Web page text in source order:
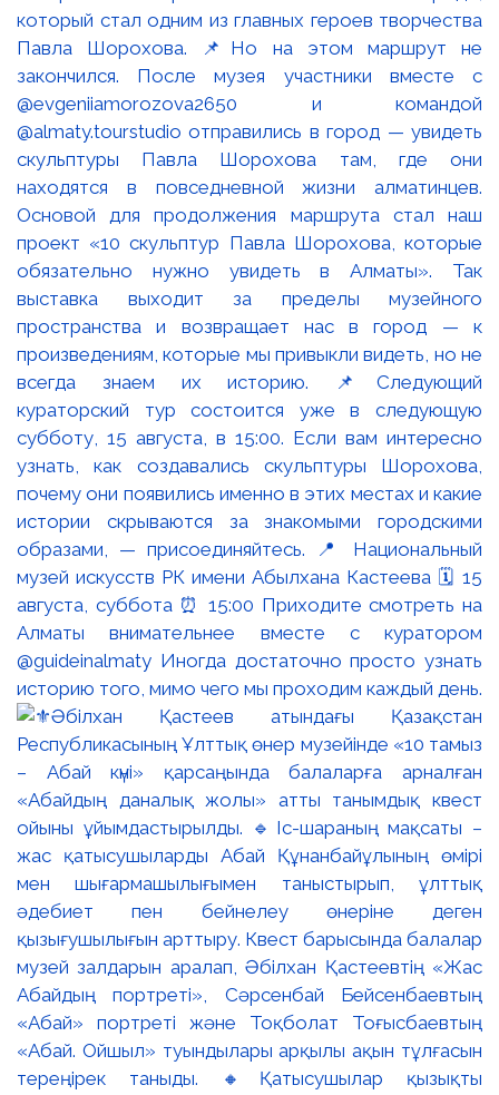
который стал одним из главных героев творчества
Павла Шорохова. 📌Но на этом маршрут не
закончился. После музея участники вместе с
@evgeniiamorozova2650 и командой
@almaty.tourstudio отправились в город — увидеть
скульптуры Павла Шорохова там, где они
находятся в повседневной жизни алматинцев.
Основой для продолжения маршрута стал наш
проект «10 скульптур Павла Шорохова, которые
обязательно нужно увидеть в Алматы». Так
выставка выходит за пределы музейного
пространства и возвращает нас в город — к
произведениям, которые мы привыкли видеть, но не
всегда знаем их историю. 📌Следующий
кураторский тур состоится уже в следующую
субботу, 15 августа, в 15:00. Если вам интересно
узнать, как создавались скульптуры Шорохова,
почему они появились именно в этих местах и какие
истории скрываются за знакомыми городскими
образами, — присоединяйтесь. 📍 Национальный
музей искусств РК имени Абылхана Кастеева 🗓 15
августа, суббота ⏰ 15:00 Приходите смотреть на
Алматы внимательнее вместе с куратором
@guideinalmaty Иногда достаточно просто узнать
историю того, мимо чего мы проходим каждый день.